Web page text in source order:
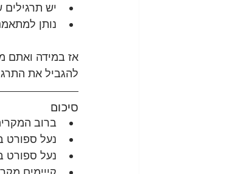
יש
נותן
אז במידה ואתם
להגביל את
סיכום
ברוב
נעל ספורט
נעל ספורט